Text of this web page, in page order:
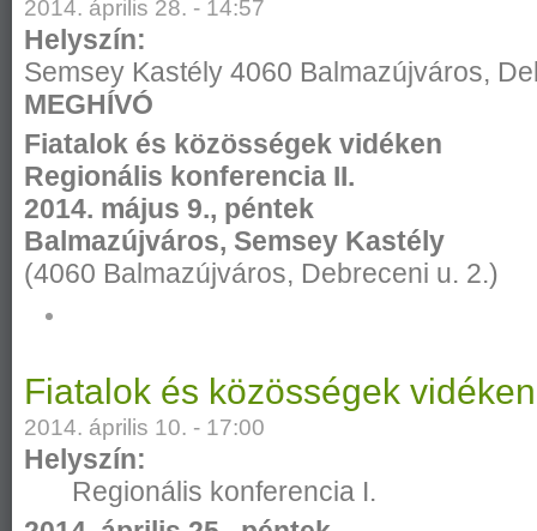
2014. április 28. - 14:57
Helyszín:
Semsey Kastély 4060 Balmazújváros,
MEGHÍVÓ
Fiatalok és közösségek vidéken
Regionális konferencia II.
2014. május 9., péntek
Balmazújváros, Semsey Kastély
(4060 Balmazújváros, Debreceni u. 2.)
Fiatalok és közösségek vidéken
2014. április 10. - 17:00
Helyszín:
Regionális konferencia I.